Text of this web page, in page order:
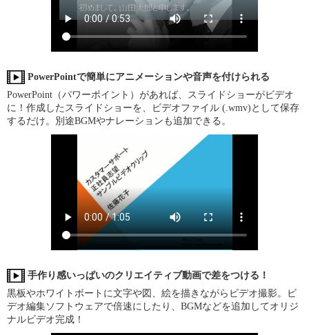
PowerPointで簡単にアニメーションや音声を付けられる
PowerPoint（パワーポイント）があれば、スライドショーがビデオ
に！作成したスライドショーを、ビデオファイル (.wmv)として保存
するだけ。別途BGMやナレーションも追加できる。
手作り感いっぱいのクリエイティブ動画で差をつける！
黒板やホワイトボートに文字や図、絵を描きながらビデオ撮影。ビ
デオ編集ソフトウェアで倍速にしたり、BGMなどを追加してオリジ
ナルビデオ完成！